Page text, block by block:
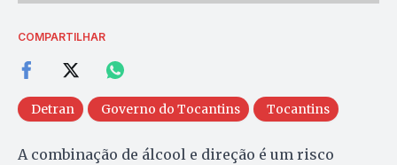
COMPARTILHAR
Detran Governo do Tocantins Tocantins
A combinação de álcool e direção é um risco